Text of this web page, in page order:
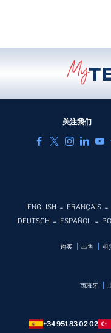
关注我们
ENGLISH FRANÇAIS
DEUTSCH
ESPAÑOL
购买 出售 租
西班牙
+34 951 83 02 02